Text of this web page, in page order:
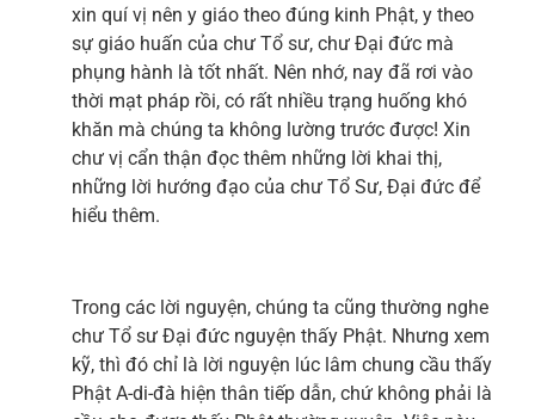
xin quí vị nên y giáo theo đúng kinh Phật, y theo
sự giáo huấn của chư Tổ sư, chư Đại đức mà
phụng hành là tốt nhất. Nên nhớ, nay đã rơi vào
thời mạt pháp rồi, có rất nhiều trạng huống khó
khăn mà chúng ta không lường trước được! Xin
chư vị cẩn thận đọc thêm những lời khai thị,
những lời hướng đạo của chư Tổ Sư, Đại đức để
hiểu thêm.
Trong các lời nguyện, chúng ta cũng thường nghe
chư Tổ sư Đại đức nguyện thấy Phật. Nhưng xem
kỹ, thì đó chỉ là lời nguyện lúc lâm chung cầu thấy
Phật A-di-đà hiện thân tiếp dẫn, chứ không phải là